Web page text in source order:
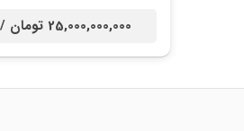
25,000,000,000 تومان /